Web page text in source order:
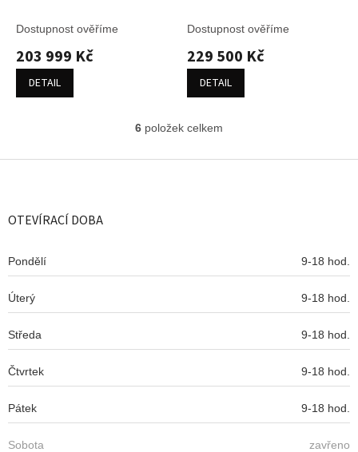
Dostupnost ověříme
203 999 Kč
DETAIL
Dostupnost ověříme
229 500 Kč
DETAIL
O
l
r
y
ý
s
6 položek celkem
Z
OTEVÍRACÍ DOBA
Pondělí 9-18 hod.
Úterý 9-18 hod.
Středa 9-18 hod.
Čtvrtek 9-18 hod.
Pátek 9-18 hod.
Sobota zavřeno